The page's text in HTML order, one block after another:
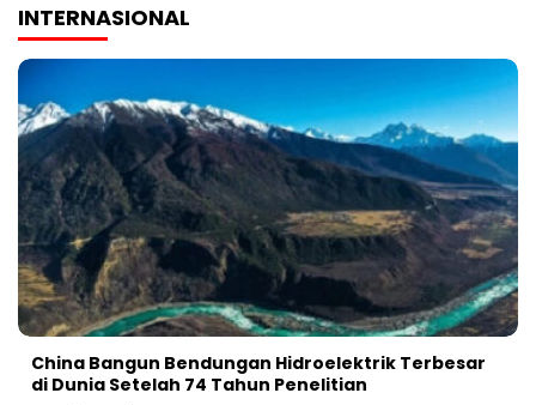
INTERNASIONAL
China Bangun Bendungan Hidroelektrik Terbesar
di Dunia Setelah 74 Tahun Penelitian